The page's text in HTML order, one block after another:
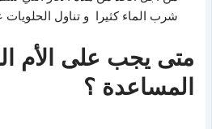
شرب الماء كثيرا و تناول الحلويات
متى يجب على الأم
المساعدة ؟